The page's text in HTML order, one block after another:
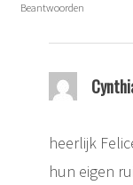
Beantwoorden
heerlijk
hun eigen